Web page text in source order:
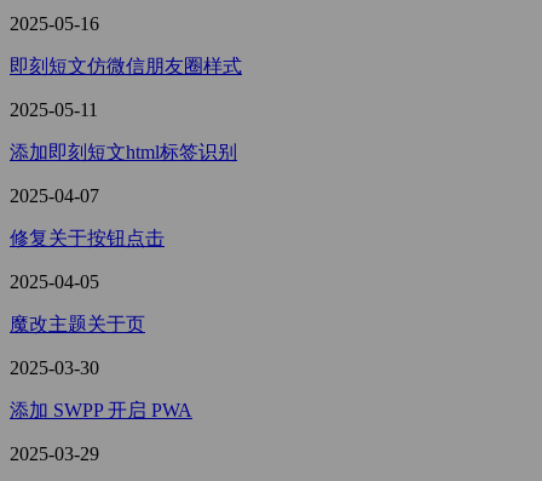
2025-05-16
即刻短文仿微信朋友圈样式
2025-05-11
添加即刻短文html标签识别
2025-04-07
修复关于按钮点击
2025-04-05
魔改主题关于页
2025-03-30
添加 SWPP 开启 PWA
2025-03-29